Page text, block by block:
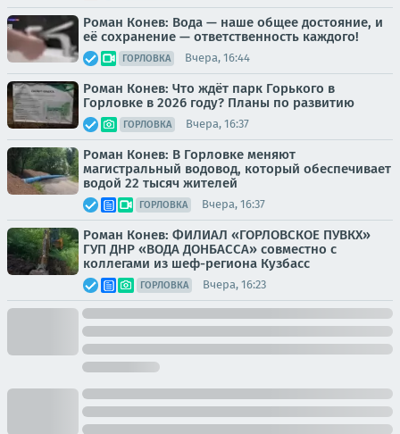
Роман Конев: Вода — наше общее достояние, и
её сохранение — ответственность каждого!
ГОРЛОВКА Вчера, 16:44
Роман Конев: Что ждёт парк Горького в
Горловке в 2026 году? Планы по развитию
ГОРЛОВКА Вчера, 16:37
Роман Конев: В Горловке меняют
магистральный водовод, который обеспечивает
водой 22 тысяч жителей
ГОРЛОВКА Вчера, 16:37
Роман Конев: ФИЛИАЛ «ГОРЛОВСКОЕ ПУВКХ»
ГУП ДНР «ВОДА ДОНБАССА» совместно с
коллегами из шеф-региона Кузбасс
ГОРЛОВКА Вчера, 16:23